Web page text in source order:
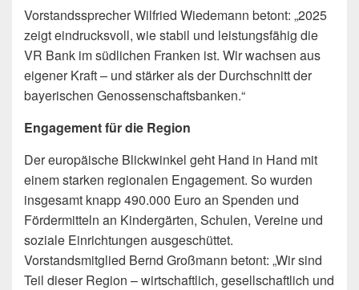
Vorstandssprecher Wilfried Wiedemann betont: „2025
zeigt eindrucksvoll, wie stabil und leistungsfähig die
VR Bank im südlichen Franken ist. Wir wachsen aus
eigener Kraft – und stärker als der Durchschnitt der
bayerischen Genossenschaftsbanken.“
Engagement für die Region
Der europäische Blickwinkel geht Hand in Hand mit
einem starken regionalen Engagement. So wurden
insgesamt knapp 490.000 Euro an Spenden und
Fördermitteln an Kindergärten, Schulen, Vereine und
soziale Einrichtungen ausgeschüttet.
Vorstandsmitglied Bernd Großmann betont: „Wir sind
Teil dieser Region – wirtschaftlich, gesellschaftlich und